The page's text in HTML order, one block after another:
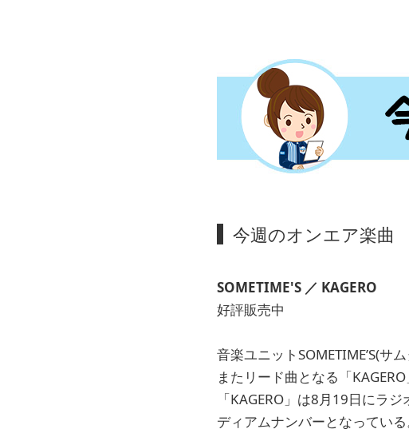
今週のオンエア楽曲
SOMETIME'S ／ KAGERO
好評販売中
音楽ユニットSOMETIME’S(サ
またリード曲となる「
「KAGERO」は8月19日にラ
ディアムナンバーとなってい